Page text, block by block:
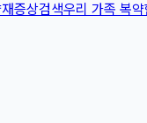
증상검색우리 가족 복